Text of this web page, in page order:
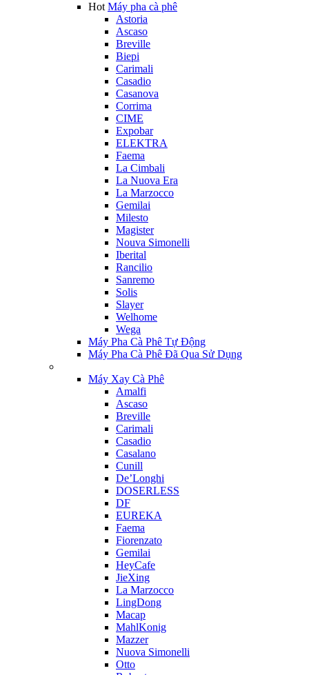
Hot Máy pha cà phê
Astoria
Ascaso
Breville
Biepi
Carimali
Casadio
Casanova
Corrima
CIME
Expobar
ELEKTRA
Faema
La Cimbali
La Nuova Era
La Marzocco
Gemilai
Milesto
Magister
Nouva Simonelli
Iberital
Rancilio
Sanremo
Solis
Slayer
Welhome
Wega
Máy Pha Cà Phê Tự Động
Máy Pha Cà Phê Đã Qua Sử Dụng
Máy Xay Cà Phê
Amalfi
Ascaso
Breville
Carimali
Casadio
Casalano
Cunill
De’Longhi
DOSERLESS
DF
EUREKA
Faema
Fiorenzato
Gemilai
HeyCafe
JieXing
La Marzocco
LingDong
Macap
MahlKonig
Mazzer
Nuova Simonelli
Otto